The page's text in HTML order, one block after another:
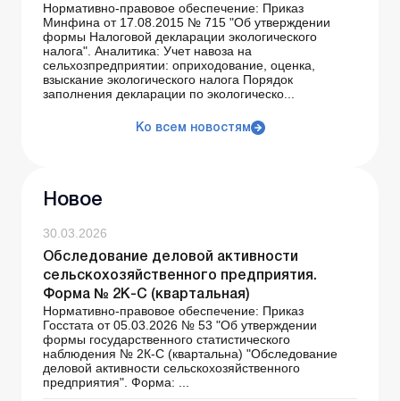
Нормативно-правовое обеспечение: Приказ
Минфина от 17.08.2015 № 715 "Об утверждении
формы Налоговой декларации экологического
налога". Аналитика: Учет навоза на
сельхозпредприятии: оприходование, оценка,
взыскание экологического налога Порядок
заполнения декларации по экологическо...
Ко всем новостям
Новое
30.03.2026
Обследование деловой активности
сельскохозяйственного предприятия.
Форма № 2К-С (квартальная)
Нормативно-правовое обеспечение: Приказ
Госстата от 05.03.2026 № 53 "Об утверждении
формы государственного статистического
наблюдения № 2К-С (квартальна) "Обследование
деловой активности сельскохозяйственного
предприятия". Форма: ...